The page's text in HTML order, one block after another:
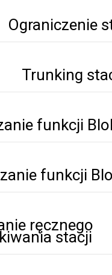
Ograniczenie
Trunking
funkcji
funkcji
ręcznego
stacji